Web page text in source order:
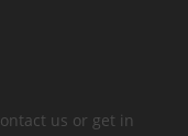
us or get in